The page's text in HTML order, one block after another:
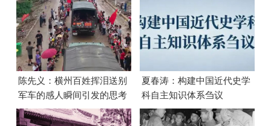
陈先义：横州百姓挥泪送别
军车的感人瞬间引发的思考
夏春涛：构建中国近代史学
科自主知识体系刍议